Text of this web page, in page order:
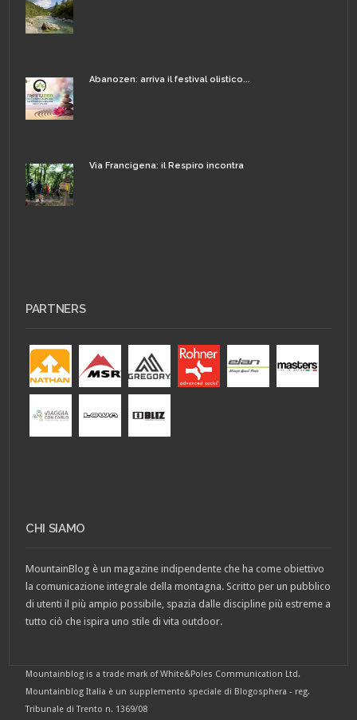
Abanozen: arriva il festival olistico...
Via Francigena: il Respiro incontra
PARTNERS
CHI SIAMO
MountainBlog è un magazine indipendente che ha come obiettivo
la comunicazione integrale della montagna. Scritto per un pubblico
di utenti il più ampio possibile, spazia dalle discipline più estreme a
tutto ciò che ispira uno stile di vita outdoor.
Mountainblog is a trade mark of White&Poles Communication Ltd.
Mountainblog Italia è un supplemento speciale di Blogosphera - reg.
Tribunale di Trento n. 1369/08